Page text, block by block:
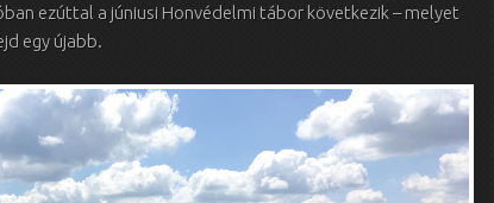
ezúttal a júniusi Honvédelmi tábor következik – melyet
egy újabb.